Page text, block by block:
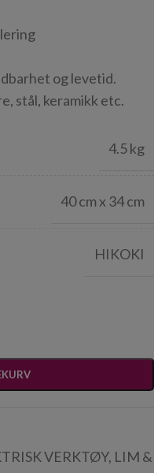
og levetid.
stål, keramikk etc.
4.5 kg
40 cm x 34 cm
HIKOKI
VERKTØY, LIM &